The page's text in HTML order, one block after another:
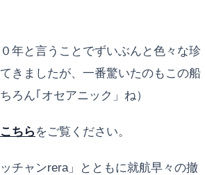
年と言うことでずいぶんと色々な珍
きましたが、一番驚いたのもこの船
ろん｢オセアニック」ね）
こちら をご覧ください。
チャンrera」とともに就航早々の撤